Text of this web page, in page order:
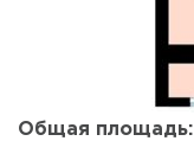
Общая площадь: